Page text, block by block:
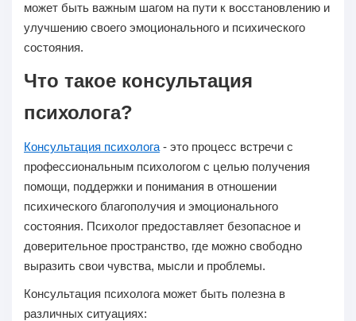
может быть важным шагом на пути к восстановлению и
улучшению своего эмоционального и психического
состояния.
Что такое консультация
психолога?
Консультация психолога - это процесс встречи с
профессиональным психологом с целью получения
помощи, поддержки и понимания в отношении
психического благополучия и эмоционального
состояния. Психолог предоставляет безопасное и
доверительное пространство, где можно свободно
выразить свои чувства, мысли и проблемы.
Консультация психолога может быть полезна в
различных ситуациях: